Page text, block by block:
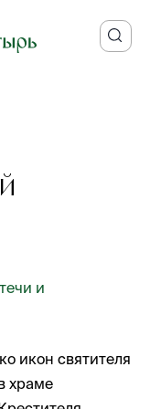
и
икон святителя
храме